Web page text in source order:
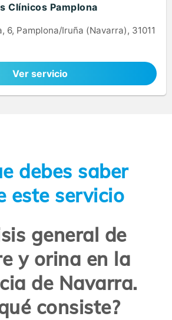
Clínicos Pamplona
6, Pamplona/Iruña (Navarra), 31011
Ver servicio
debes saber
este servicio
general de
y orina en la
de Navarra.
consiste?